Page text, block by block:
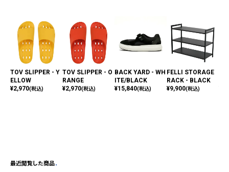
TOV SLIPPER - Y
ELLOW
¥2,970(税込)
TOV SLIPPER - O
RANGE
¥2,970(税込)
BACK YARD - WH
ITE/BLACK
¥15,840(税込)
FELLI STORAGE
RACK - BLACK
¥9,900(税込)
最近閲覧した商品